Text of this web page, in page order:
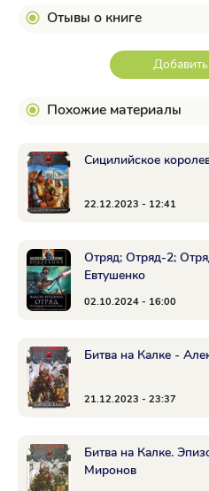
Отывы о книге
Похожие материалы
Сицилийское
22.12.2023 - 12:41
Отряд; Отряд-2;
Евтушенко
02.10.2024 - 16:00
Битва на Калке -
21.12.2023 - 23:37
Битва на Калке.
Миронов